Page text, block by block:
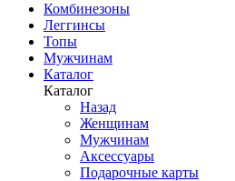
Комбинезоны
Леггинсы
Топы
Мужчинам
Каталог
Каталог
Назад
Женщинам
Мужчинам
Аксессуары
Подарочные карты